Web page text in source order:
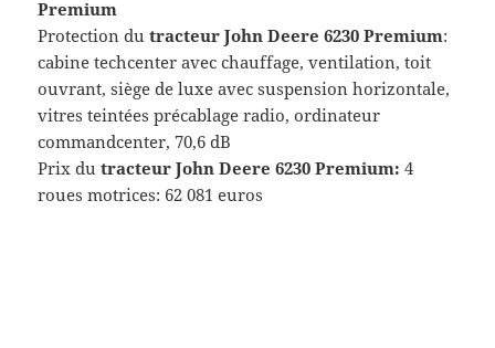
Premium
Protection du tracteur John Deere 6230 Premium:
cabine techcenter avec chauffage, ventilation, toit
ouvrant, siège de luxe avec suspension horizontale,
vitres teintées précablage radio, ordinateur
commandcenter, 70,6 dB
Prix dutracteur John Deere 6230 Premium: 4
roues motrices: 62 081 euros